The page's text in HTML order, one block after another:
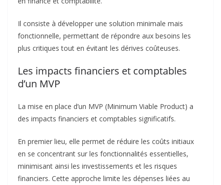
Il consiste à développer une solution minimale mais
fonctionnelle, permettant de répondre aux besoins les
plus critiques tout en évitant les dérives coûteuses.
Les impacts financiers et comptables
d’un MVP
La mise en place d’un MVP (Minimum Viable Product) a
des impacts financiers et comptables significatifs.
En premier lieu, elle permet de réduire les coûts initiaux
en se concentrant sur les fonctionnalités essentielles,
minimisant ainsi les investissements et les risques
financiers. Cette approche limite les dépenses liées au